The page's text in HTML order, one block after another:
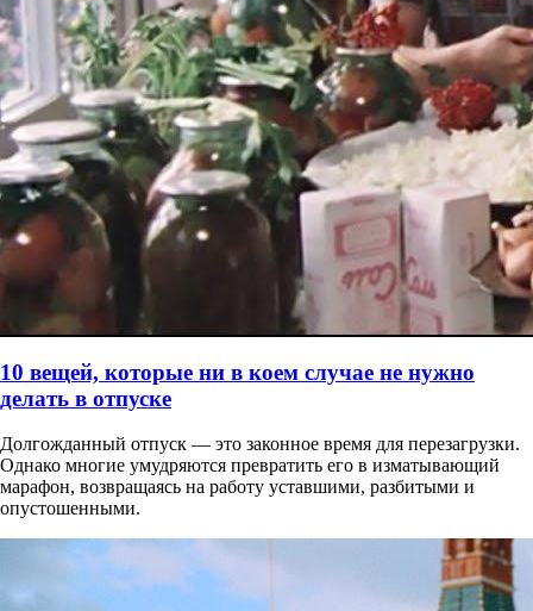
10 вещей, которые ни в коем случае не нужно
делать в отпуске
Долгожданный отпуск — это законное время для перезагрузки.
Однако многие умудряются превратить его в изматывающий
марафон, возвращаясь на работу уставшими, разбитыми и
опустошенными.